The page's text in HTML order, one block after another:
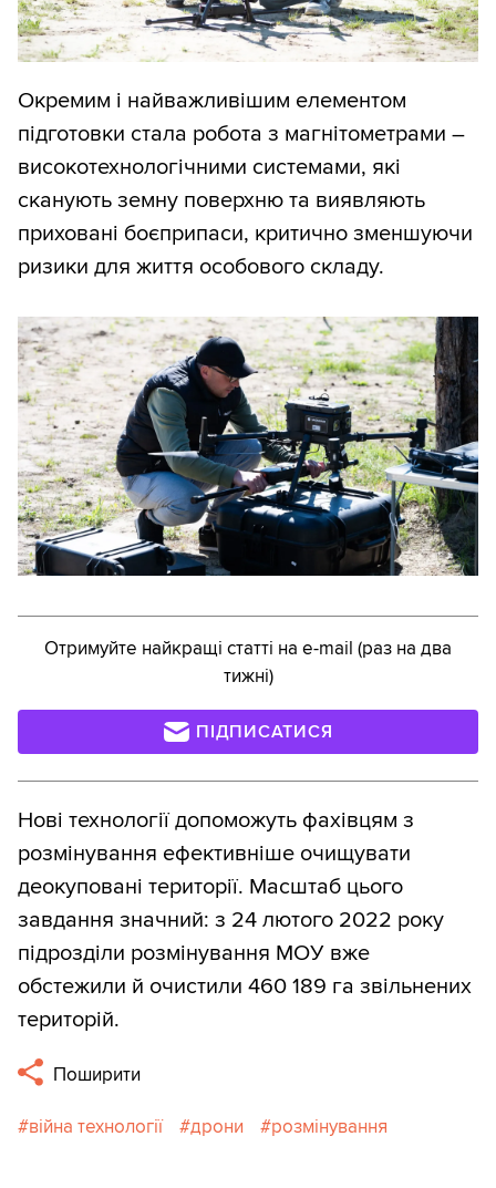
Окремим і найважливішим елементом
підготовки стала робота з магнітометрами –
високотехнологічними системами, які
сканують земну поверхню та виявляють
приховані боєприпаси, критично зменшуючи
ризики для життя особового складу.
Отримуйте найкращі статті на e-mail (раз на два
тижні)
ПІДПИСАТИСЯ
Нові технології допоможуть фахівцям з
розмінування ефективніше очищувати
деокуповані території. Масштаб цього
завдання значний: з 24 лютого 2022 року
підрозділи розмінування МОУ вже
обстежили й очистили 460 189 га звільнених
територій.
Поширити
війна технології дрони розмінування